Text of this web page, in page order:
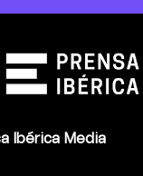
Ibérica Media